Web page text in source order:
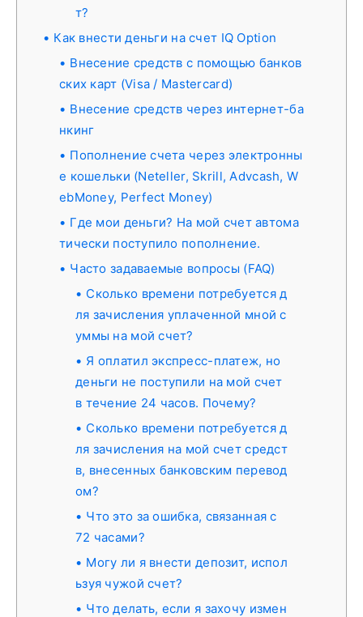
т?
Как внести деньги на счет IQ Option
Внесение средств с помощью банков
ских карт (Visa / Mastercard)
Внесение средств через интернет-ба
нкинг
Пополнение счета через электронны
е кошельки (Neteller, Skrill, Advcash, W
ebMoney, Perfect Money)
Где мои деньги? На мой счет автома
тически поступило пополнение.
Часто задаваемые вопросы (FAQ)
Сколько времени потребуется д
ля зачисления уплаченной мной с
уммы на мой счет?
Я оплатил экспресс-платеж, но
деньги не поступили на мой счет
в течение 24 часов. Почему?
Сколько времени потребуется д
ля зачисления на мой счет средст
в, внесенных банковским перевод
ом?
Что это за ошибка, связанная с
72 часами?
Могу ли я внести депозит, испол
ьзуя чужой счет?
Что делать, если я захочу измен